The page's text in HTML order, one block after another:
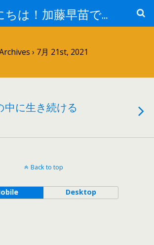
こんにちは！加藤早苗です。
› 7月 21st, 2021
中に生き続ける
Back to top
Desktop